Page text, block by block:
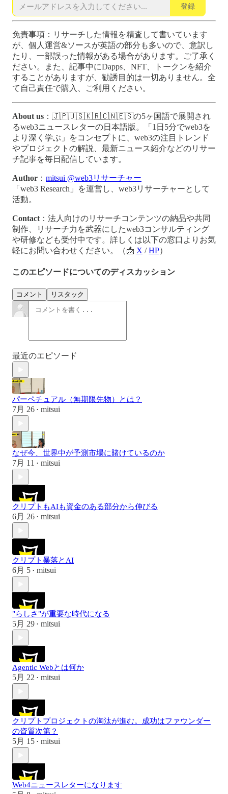
登録
免責事項：リサーチした情報を精査して書いています
が、個人運営&ソースが英語の部分も多いので、意訳し
たり、一部誤った情報がある場合があります。ご了承く
ださい。また、記事中にDapps、NFT、トークンを紹介
することがありますが、勧誘目的は一切ありません。全
て自己責任で購入、ご利用ください。
About us ：🇯🇵🇺🇸🇰🇷🇨🇳🇪🇸の5ヶ国語で展開され
るweb3ニュースレターの日本語版。「1日5分でweb3を
より深く学ぶ」をコンセプトに、web3の注目トレンド
やプロジェクトの解説、最新ニュース紹介などのリサー
チ記事を毎日配信しています。
Author ： mitsui @web3リサーチャー
「web3 Research」を運営し、web3リサーチャーとして
活動。
Contact ：法人向けのリサーチコンテンツの納品や共同
制作、リサーチ力を武器にしたweb3コンサルティング
や研修なども受付中です。詳しくは以下の窓口よりお気
軽にお問い合わせください。（📩 X /HP）
このエピソードについてのディスカッション
コメント リスタック
最近のエピソード
パーペチュアル（無期限先物）とは？
7月 26 • mitsui
なぜ今、世界中が予測市場に賭けているのか
7月 11 • mitsui
クリプトもAIも資金のある部分から伸びる
6月 26 • mitsui
クリプト暴落とAI
6月 5 • mitsui
"らしさ"が重要な時代になる
5月 29 • mitsui
Agentic Webとは何か
5月 22 • mitsui
クリプトプロジェクトの淘汰が進む。成功はファウンダー
の資質次第？
5月 15 • mitsui
Web4ニュースレターになります